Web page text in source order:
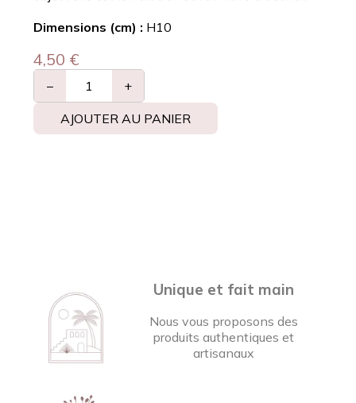
Dimensions (cm) : H10
4,50 €
− +
AJOUTER AU PANIER
Unique et fait main
Nous vous proposons des
produits authentiques et
artisanaux